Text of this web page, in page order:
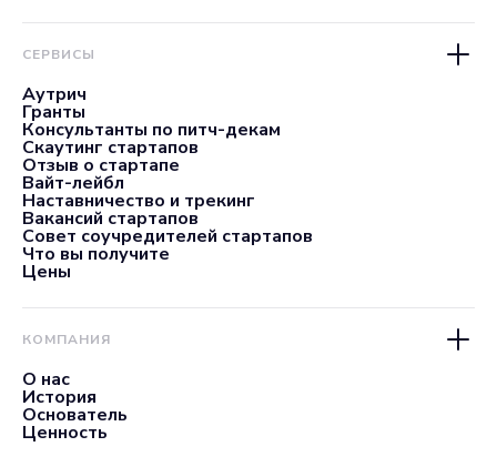
СЕРВИСЫ
Аутрич
Гранты
Консультанты по питч-декам
Скаутинг стартапов
Отзыв о стартапе
Вайт-лейбл
Наставничество и трекинг
Вакансий стартапов
Совет соучредителей стартапов
Что вы получите
Цены
КОМПАНИЯ
О нас
История
Основатель
Ценность